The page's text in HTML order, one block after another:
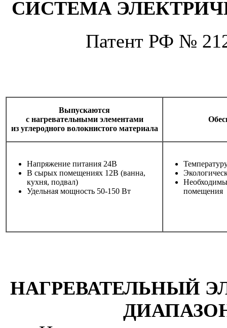
СИСТЕМА
Патент РФ №
Выпускаются
с нагревательными элементами
из углеродного волокнистого материала
Напряжение питания 24В
В сырых помещениях 12В (ванна,
кухня, подвал)
Удельная мощность 50-150 Вт
помещения
НАГРЕВАТЕЛЬНЫЙ